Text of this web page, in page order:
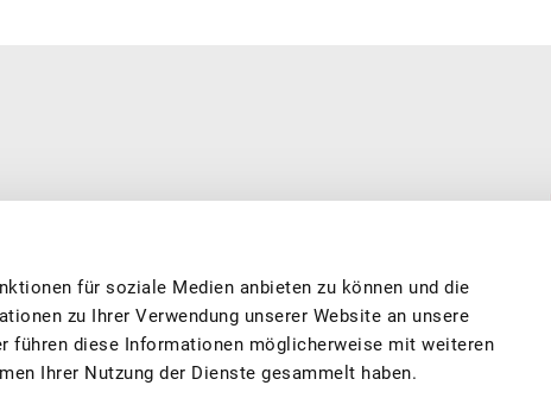
für soziale Medien anbieten zu können und die
zu Ihrer Verwendung unserer Website an unsere
führen diese Informationen möglicherweise mit weiteren
Ihrer Nutzung der Dienste gesammelt haben.
das Image von Schweizer Früchten.